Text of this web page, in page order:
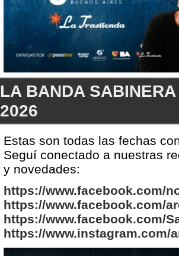
LA BANDA
2026
Estas son todas las fechas
Seguí conectado a nuestras
y novedades:
https://www.facebook.com/
https://www.facebook.com/
https://www.facebook.com/
https://www.instagram.com/